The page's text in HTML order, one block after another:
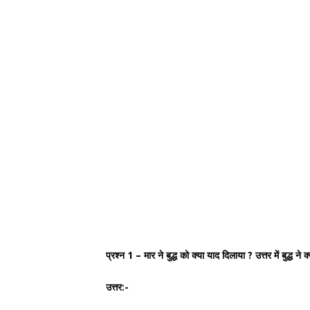
प्रश्न 1 – मार ने बुद्ध को क्या याद दिलाया ? उत्तर में बुद्ध ने
उत्तर:-